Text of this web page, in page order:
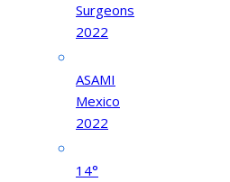
Surgeons
2022
ASAMI
Mexico
2022
14°